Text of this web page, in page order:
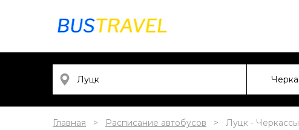
Главная Расписание автобусов Луцк - Черкассы